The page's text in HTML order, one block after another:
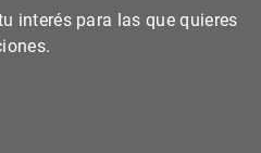
interés para las que quieres